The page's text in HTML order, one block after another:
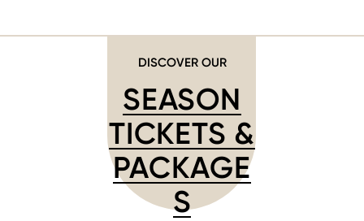
DISCOVER OUR
SEASON
TICKETS &
PACKAGE
S